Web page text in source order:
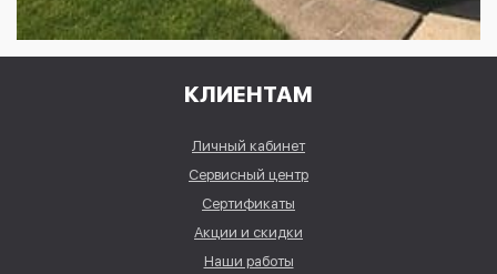
КЛИЕНТАМ
Личный кабинет
Сервисный центр
Сертификаты
Акции и скидки
Наши работы